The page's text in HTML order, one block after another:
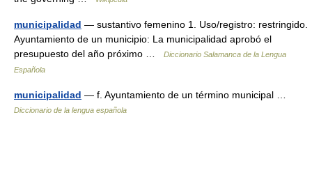
municipalidad — sustantivo femenino 1. Uso/registro: restringido.
Ayuntamiento de un municipio: La municipalidad aprobó el
presupuesto del año próximo …
Diccionario Salamanca de la Lengua
Española
municipalidad — f. Ayuntamiento de un término municipal …
Diccionario de la lengua española